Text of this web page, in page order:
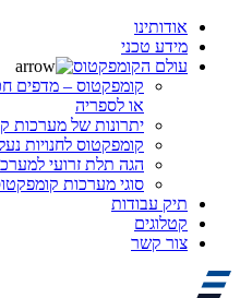
אודותינו
מידע טכני
עולם הקומפקטוס
קומפקטוס – מדפים
או לספריה
יתרונות של מערכות
קומפקטוס לחנויות
הגה תלת זרועי
סוגי מערכות
תיק עבודות
קטלוגים
צור קשר